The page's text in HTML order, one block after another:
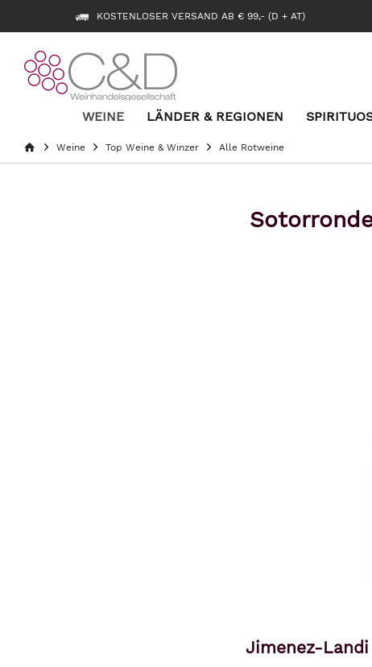
KOSTENLOSER VERSAND AB € 99,- (D + AT)
WEINE LÄNDER & REGIONEN
Weine Top Weine & Winzer Alle Rotweine
Jimenez-